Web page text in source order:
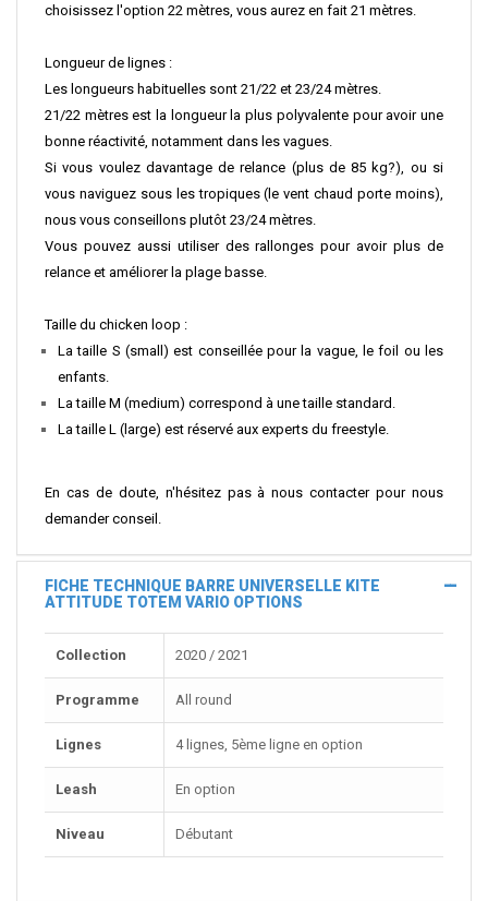
choisissez l'option 22 mètres, vous aurez en fait 21 mètres.
Longueur de lignes :
Les longueurs habituelles sont 21/22 et 23/24 mètres.
21/22 mètres est la longueur la plus polyvalente pour avoir une
bonne réactivité, notamment dans les vagues.
Si vous voulez davantage de relance (plus de 85 kg?), ou si
vous naviguez sous les tropiques (le vent chaud porte moins),
nous vous conseillons plutôt 23/24 mètres.
Vous pouvez aussi utiliser des rallonges pour avoir plus de
relance et améliorer la plage basse.
Taille du chicken loop :
La taille S (small) est conseillée pour la vague, le foil ou les
enfants.
La taille M (medium) correspond à une taille standard.
La taille L (large) est réservé aux experts du freestyle.
En cas de doute, n'hésitez pas à nous contacter pour nous
demander conseil.
FICHE TECHNIQUE BARRE UNIVERSELLE KITE
ATTITUDE TOTEM VARIO OPTIONS
Collection 2020 / 2021
Programme All round
Lignes 4 lignes, 5ème ligne en option
Leash En option
Niveau Débutant